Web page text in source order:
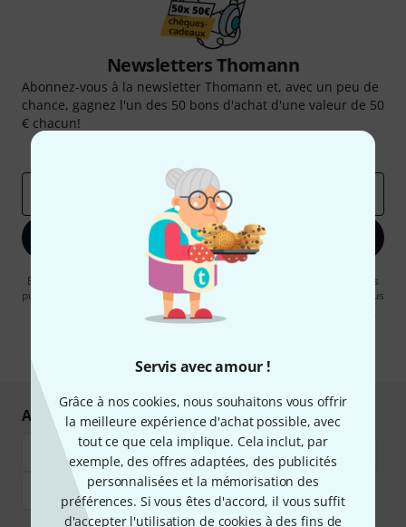
Servis avec amour !
Grâce à nos cookies, nous souhaitons vous offrir
la meilleure expérience d'achat possible, avec
tout ce que cela implique. Cela inclut, par
exemple, des offres adaptées, des publicités
personnalisées et la mémorisation des
préférences. Si vous êtes d'accord, il vous suffit
d'accepter l'utilisation de cookies à des fins de
Newsletters Thomann
Abonnez-vous à la newsletter Thomann et, avec un peu de
chance, gagnez l'un des 50 bons d'achat d'une valeur de 50
€ chacun!
S'inscrire maintenant
En cliquant sur "S'inscrire maintenant", vous acceptez de recevoir des
publicités par e-mail. La désinscription est possible à tout moment. Vous
pouvez trouver plus d'informations à ce sujet dans notre
confidentialité
Achetez et payez en toute sécurité